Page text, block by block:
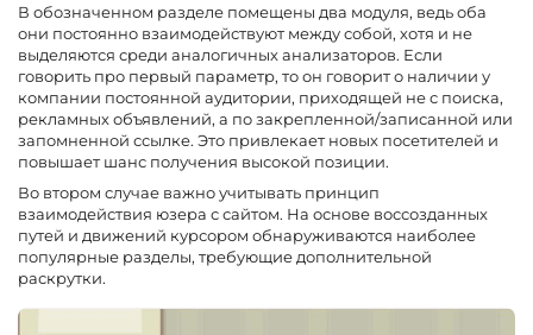
В обозначенном разделе помещены два модуля, ведь оба
они постоянно взаимодействуют между собой, хотя и не
выделяются среди аналогичных анализаторов. Если
говорить про первый параметр, то он говорит о наличии у
компании постоянной аудитории, приходящей не с поиска,
рекламных объявлений, а по закрепленной/записанной или
запомненной ссылке. Это привлекает новых посетителей и
повышает шанс получения высокой позиции.
Во втором случае важно учитывать принцип
взаимодействия юзера с сайтом. На основе воссозданных
путей и движений курсором обнаруживаются наиболее
популярные разделы, требующие дополнительной
раскрутки.